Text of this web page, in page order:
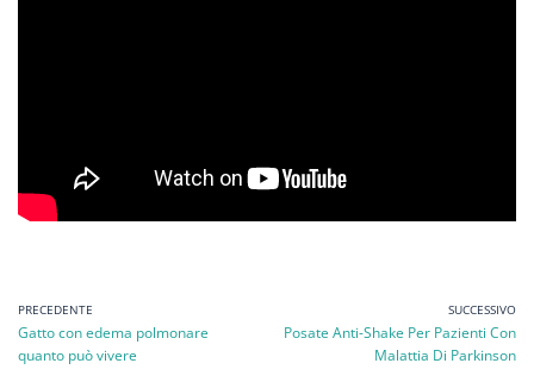
PRECEDENTE
Gatto con edema polmonare
quanto può vivere
SUCCESSIVO
Posate Anti-Shake Per Pazienti Con
Malattia Di Parkinson